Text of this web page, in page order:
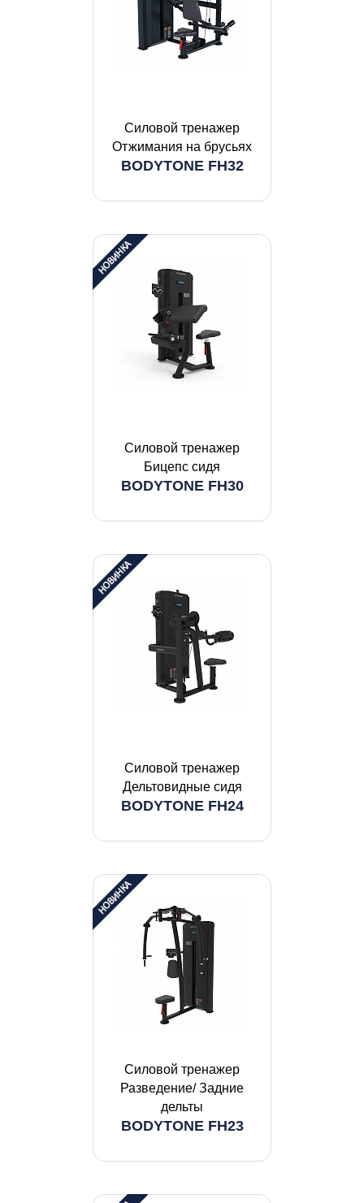
Силовой тренажер
Отжимания на брусьях
BODYTONE FH32
Силовой тренажер
Бицепс сидя
BODYTONE FH30
Силовой тренажер
Дельтовидные сидя
BODYTONE FH24
Силовой тренажер
Разведение/ Задние
дельты
BODYTONE FH23